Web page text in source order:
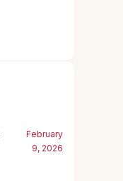
February
9, 2026